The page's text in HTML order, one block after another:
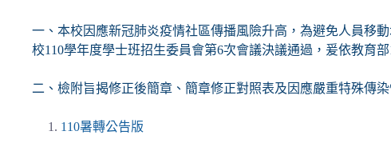
一、本校因應新冠肺炎疫情社區傳播風險升高，為避免人員移
校110學年度學士班招生委員會第6次會議決議通過，爰依教育
二、檢附旨揭修正後簡章、簡章修正對照表及因應嚴重特殊傳
1. 110暑轉公告版